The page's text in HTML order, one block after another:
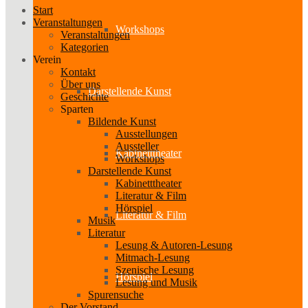
Workshops
Darstellende Kunst
Kabinetttheater
Literatur & Film
Hörspiel
Start
Veranstaltungen
Veranstaltungen
Kategorien
Verein
Kontakt
Über uns
Geschichte
Sparten
Bildende Kunst
Ausstellungen
Aussteller
Workshops
Darstellende Kunst
Kabinetttheater
Literatur & Film
Hörspiel
Musik
Literatur
Lesung & Autoren-Lesung
Mitmach-Lesung
Szenische Lesung
Lesung und Musik
Spurensuche